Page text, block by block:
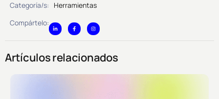
Categoría/s:
Herramientas
Compártelo:
Artículos relacionados